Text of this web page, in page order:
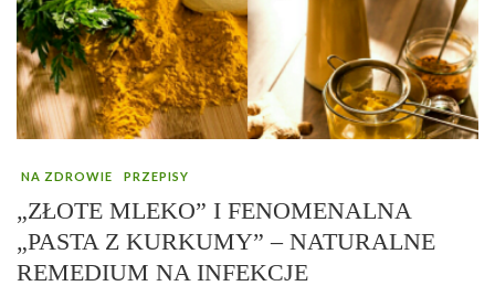
NA ZDROWIE PRZEPISY
„ZŁOTE MLEKO” I FENOMENALNA
„PASTA Z KURKUMY” – NATURALNE
REMEDIUM NA INFEKCJE